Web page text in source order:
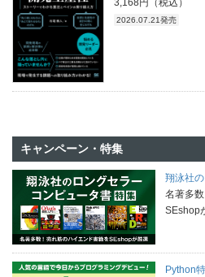
3,168円（税込）
2026.07.21発売
キャンペーン・特集
翔泳社
名著多
SEshop
Python